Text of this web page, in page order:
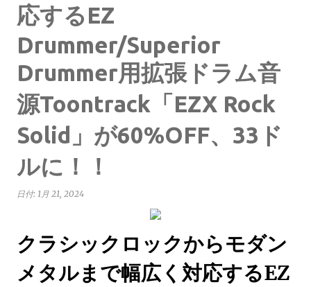
応するEZ
Drummer/Superior
Drummer用拡張ドラム音
源Toontrack「EZX Rock
Solid」が60%OFF、33ド
ルに！！
日付: 1月 21, 2024
クラシックロックからモダン
メタルまで幅広く対応するEZ